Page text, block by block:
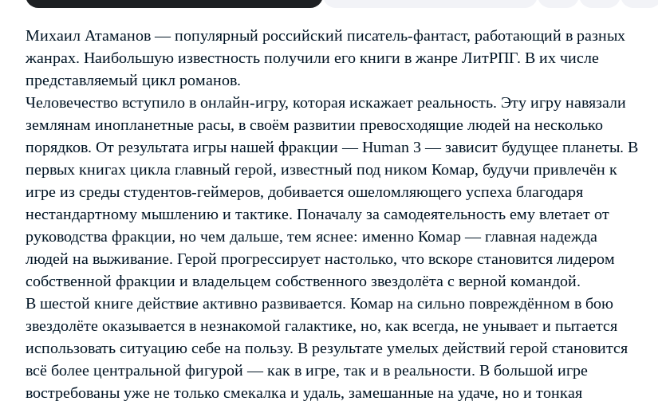
Михаил Атаманов — популярный российский писатель-фантаст, работающий в разных
жанрах. Наибольшую известность получили его книги в жанре ЛитРПГ. В их числе
представляемый цикл романов.
Человечество вступило в онлайн-игру, которая искажает реальность. Эту игру навязали
землянам инопланетные расы, в своём развитии превосходящие людей на несколько
порядков. От результата игры нашей фракции — Human 3 — зависит будущее планеты. В
первых книгах цикла главный герой, известный под ником Комар, будучи привлечён к
игре из среды студентов-геймеров, добивается ошеломляющего успеха благодаря
нестандартному мышлению и тактике. Поначалу за самодеятельность ему влетает от
руководства фракции, но чем дальше, тем яснее: именно Комар — главная надежда
людей на выживание. Герой прогрессирует настолько, что вскоре становится лидером
собственной фракции и владельцем собственного звездолёта с верной командой.
В шестой книге действие активно развивается. Комар на сильно повреждённом в бою
звездолёте оказывается в незнакомой галактике, но, как всегда, не унывает и пытается
использовать ситуацию себе на пользу. В результате умелых действий герой становится
всё более центральной фигурой — как в игре, так и в реальности. В большой игре
востребованы уже не только смекалка и удаль, замешанные на удаче, но и тонкая